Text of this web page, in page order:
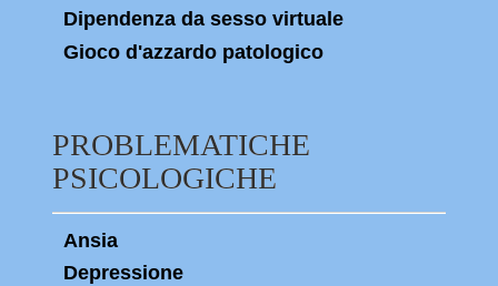
Dipendenza da sesso virtuale
Gioco d'azzardo patologico
PROBLEMATICHE
PSICOLOGICHE
Ansia
Depressione